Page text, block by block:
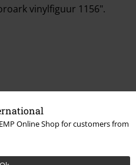
Online Shop for customers from
vinylfiguur 1156".